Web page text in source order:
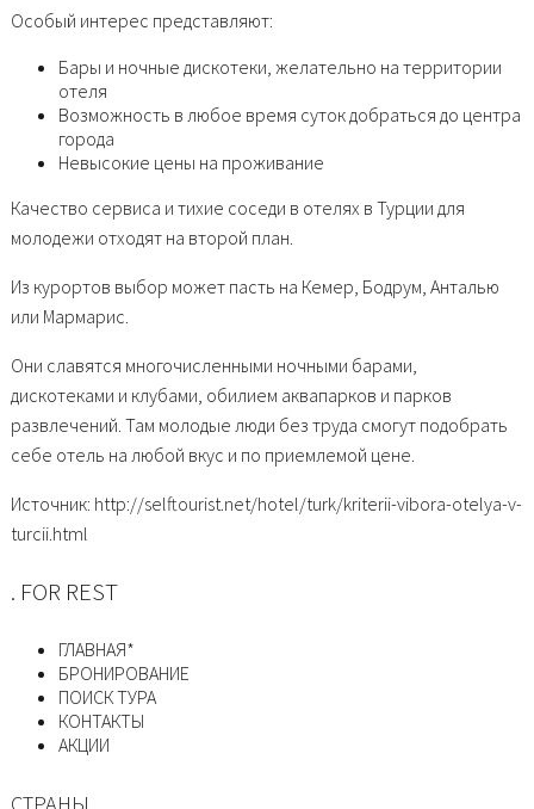
Особый интерес представляют:
Бары и ночные дискотеки, желательно на территории
отеля
Возможность в любое время суток добраться до центра
города
Невысокие цены на проживание
Качество сервиса и тихие соседи в отелях в Турции для
молодежи отходят на второй план.
Из курортов выбор может пасть на Кемер, Бодрум, Анталью
или Мармарис.
Они славятся многочисленными ночными барами,
дискотеками и клубами, обилием аквапарков и парков
развлечений. Там молодые люди без труда смогут подобрать
себе отель на любой вкус и по приемлемой цене.
Источник: http://selftourist.net/hotel/turk/kriterii-vibora-otelya-v-
turcii.html
. FOR REST
ГЛАВНАЯ*
БРОНИРОВАНИЕ
ПОИСК ТУРА
КОНТАКТЫ
АКЦИИ
СТРАНЫ